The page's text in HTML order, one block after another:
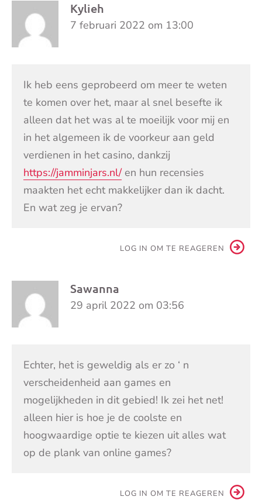
Kylieh
7 februari 2022 om 13:00
Ik heb eens geprobeerd om meer te weten
te komen over het, maar al snel besefte ik
alleen dat het was al te moeilijk voor mij en
in het algemeen ik de voorkeur aan geld
verdienen in het casino, dankzij
https://jamminjars.nl/en hun recensies
maakten het echt makkelijker dan ik dacht.
En wat zeg je ervan?
LOG IN OM TE REAGEREN
Sawanna
29 april 2022 om 03:56
Echter, het is geweldig als er zo ‘ n
verscheidenheid aan games en
mogelijkheden in dit gebied! Ik zei het net!
alleen hier is hoe je de coolste en
hoogwaardige optie te kiezen uit alles wat
op de plank van online games?
LOG IN OM TE REAGEREN